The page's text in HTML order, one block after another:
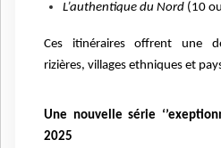
L’authentique du Nord(10
Ces itinéraires offrent une
rizières, villages ethniques et
Une nouvelle série
2025